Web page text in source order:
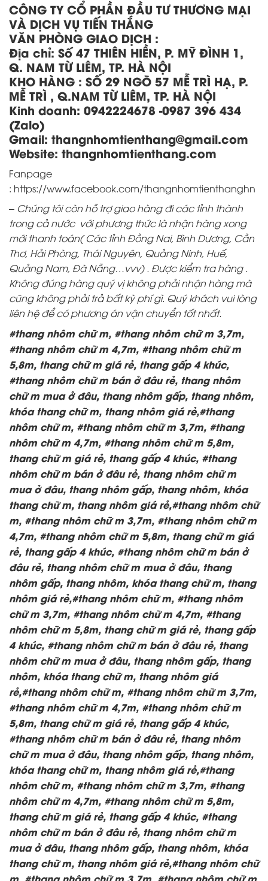
CÔNG TY CỔ PHẦN ĐẦU TƯ THƯƠNG MẠI
VÀ DỊCH VỤ TIẾN THẮNG
VĂN PHÒNG GIAO DỊCH :
Địa chỉ: Số 47 THIÊN HIỀN, P. MỸ ĐÌNH 1,
Q. NAM TỪ LIÊM, TP. HÀ NỘI
KHO HÀNG : SỐ 29 NGÕ 57 MỄ TRÌ HẠ, P.
MỄ TRÌ , Q.NAM TỪ LIÊM, TP. HÀ NỘI
Kinh doanh: 0942224678 -0987 396 434
(Zalo)
Gmail: thangnhomtienthang@gmail.com
Website: thangnhomtienthang.com
Fanpage
: https://www.facebook.com/thangnhomtienthanghn
– Chúng tôi còn hỗ trợ giao hàng đi các tỉnh thành
trong cả nước với phương thức là nhận hàng xong
mới thanh toán( Các tỉnh Đồng Nai, Bình Dương, Cần
Thơ, Hải Phòng, Thái Nguyên, Quảng Ninh, Huế,
Quảng Nam, Đà Nẵng…vvv) . Được kiểm tra hàng .
Không đúng hàng quý vị không phải nhận hàng mà
cũng không phải trả bất kỳ phí gì. Quý khách vui lòng
liên hệ để có phương án vận chuyển tốt nhất.
#thang nhôm chữ m, #thang nhôm chữ m 3,7m,
#thang nhôm chữ m 4,7m, #thang nhôm chữ m
5,8m, thang chữ m giá rẻ, thang gấp 4 khúc,
#thang nhôm chữ m bán ở đâu rẻ, thang nhôm
chữ m mua ở đâu, thang nhôm gấp, thang nhôm,
khóa thang chữ m, thang nhôm giá rẻ,#thang
nhôm chữ m, #thang nhôm chữ m 3,7m, #thang
nhôm chữ m 4,7m, #thang nhôm chữ m 5,8m,
thang chữ m giá rẻ, thang gấp 4 khúc, #thang
nhôm chữ m bán ở đâu rẻ, thang nhôm chữ m
mua ở đâu, thang nhôm gấp, thang nhôm, khóa
thang chữ m, thang nhôm giá rẻ,#thang nhôm chữ
m, #thang nhôm chữ m 3,7m, #thang nhôm chữ m
4,7m, #thang nhôm chữ m 5,8m, thang chữ m giá
rẻ, thang gấp 4 khúc, #thang nhôm chữ m bán ở
đâu rẻ, thang nhôm chữ m mua ở đâu, thang
nhôm gấp, thang nhôm, khóa thang chữ m, thang
nhôm giá rẻ,#thang nhôm chữ m, #thang nhôm
chữ m 3,7m, #thang nhôm chữ m 4,7m, #thang
nhôm chữ m 5,8m, thang chữ m giá rẻ, thang gấp
4 khúc, #thang nhôm chữ m bán ở đâu rẻ, thang
nhôm chữ m mua ở đâu, thang nhôm gấp, thang
nhôm, khóa thang chữ m, thang nhôm giá
rẻ,#thang nhôm chữ m, #thang nhôm chữ m 3,7m,
#thang nhôm chữ m 4,7m, #thang nhôm chữ m
5,8m, thang chữ m giá rẻ, thang gấp 4 khúc,
#thang nhôm chữ m bán ở đâu rẻ, thang nhôm
chữ m mua ở đâu, thang nhôm gấp, thang nhôm,
khóa thang chữ m, thang nhôm giá rẻ,#thang
nhôm chữ m, #thang nhôm chữ m 3,7m, #thang
nhôm chữ m 4,7m, #thang nhôm chữ m 5,8m,
thang chữ m giá rẻ, thang gấp 4 khúc, #thang
nhôm chữ m bán ở đâu rẻ, thang nhôm chữ m
mua ở đâu, thang nhôm gấp, thang nhôm, khóa
thang chữ m, thang nhôm giá rẻ,#thang nhôm chữ
m, #thang nhôm chữ m 3,7m, #thang nhôm chữ m